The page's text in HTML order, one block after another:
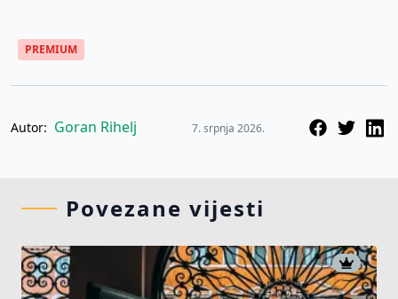
PREMIUM
Autor: Goran Rihelj 7. srpnja 2026.
Povezane vijesti